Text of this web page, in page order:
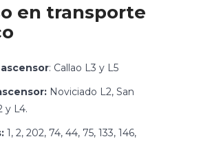
en transporte
: Callao L3 y L5
Noviciado L2, San
y L4.
1, 2, 202, 74, 44, 75, 133, 146,